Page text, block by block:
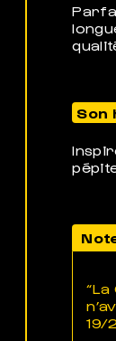
Son
19/